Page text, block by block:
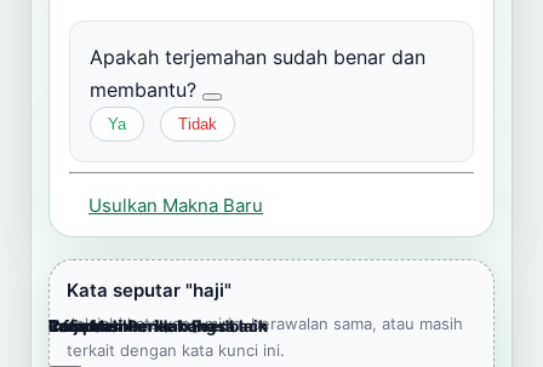
Apakah terjemahan sudah benar dan
membantu?
Ya Tidak
Usulkan Makna Baru
Cara Memberikan Feedback
Lampiran
Referensi Pendukung
Informasi
Terjemahkan ke bahasa lain
Kata seputar "haji"
Jelajahi kata yang mirip, berawalan sama, atau masih
terkait dengan kata kunci ini.